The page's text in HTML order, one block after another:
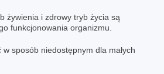
żywienia i zdrowy tryb życia są
funkcjonowania organizmu.
sposób niedostępnym dla małych